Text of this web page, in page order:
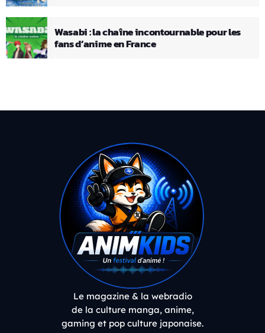
Wasabi : la chaîne incontournable pour les
fans d’anime en France
Le magazine & la webradio
de la culture manga, anime,
gaming et pop culture japonaise.